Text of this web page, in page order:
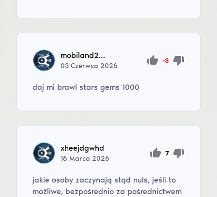
mobiland240425
03Czerwca 2026
-3
daj mi brawl stars gems 1000
xheejdgwhd
16Marca 2026
7
jakie osoby zaczynają stąd nuls, jeśli to
możliwe, bezpośrednio za pośrednictwem